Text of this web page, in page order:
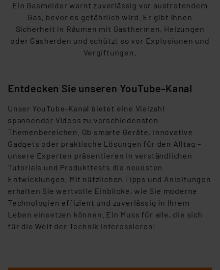
Überwachungsprogrammen verarbeiten, ohne dass
hiergegen Klagemöglichkeiten für Europäer bestehen.
Unsere Kooperation mit diesen Dienstleistern stützt
sich auf die Standarddatenschutzklauseln der
Europäischen Kommission sowie einer eigenen
verbundenen Risiken.“
Ein Gasmelder warnt zuverlässig vor austretendem
Gas, bevor es gefährlich wird. Er gibt Ihnen
Sicherheit in Räumen mit Gasthermen, Heizungen
oder Gasherden und schützt so vor Explosionen und
Vergiftungen.
Entdecken Sie unseren YouTube-Kanal
Unser YouTube-Kanal bietet eine Vielzahl
spannender Videos zu verschiedensten
Themenbereichen. Ob smarte Geräte, innovative
Gadgets oder praktische Lösungen für den Alltag –
unsere Experten präsentieren in verständlichen
Tutorials und Produkttests die neuesten
Entwicklungen. Mit nützlichen Tipps und Anleitungen
erhalten Sie wertvolle Einblicke, wie Sie moderne
Technologien effizient und zuverlässig in Ihrem
Leben einsetzen können. Ein Muss für alle, die sich
für die Welt der Technik interessieren!